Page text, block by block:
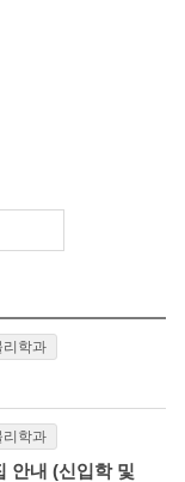
리학과
리학과
안내 (신입학 및